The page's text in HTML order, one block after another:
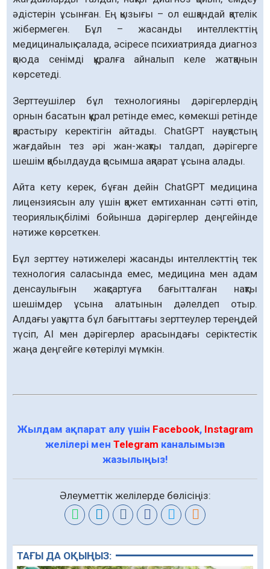
әдістерін ұсынған. Ең қызығы – ол ешқандай қателік
жібермеген. Бұл – жасанды интеллекттің
медициналық салада, әсіресе психиатрияда диагноз
қоюда сенімді құралға айналып келе жатқанын
көрсетеді.
Зерттеушілер бұл технологияны дәрігерлердің
орнын басатын құрал ретінде емес, көмекші ретінде
қарастыру керектігін айтады. ChatGPT науқастың
жағдайын тез әрі жан-жақты талдап, дәрігерге
шешім қабылдауда қосымша ақпарат ұсына алады.
Айта кету керек, бұған дейін ChatGPT медицина
лицензиясын алу үшін қажет емтиханнан сәтті өтіп,
теориялық білімі бойынша дәрігерлер деңгейінде
нәтиже көрсеткен.
Бұл зерттеу нәтижелері жасанды интеллекттің тек
технология саласында емес, медицина мен адам
денсаулығын жақсартуға бағытталған нақты
шешімдер ұсына алатынын дәлелдеп отыр.
Алдағы уақытта бұл бағыттағы зерттеулер тереңдей
түсіп, AI мен дәрігерлер арасындағы серіктестік
жаңа деңгейге көтерілуі мүмкін.
Жылдам ақпарат алу үшін Facebook, Instagram
желілері мен Telegram каналымызға
жазылыңыз!
Әлеуметтік желілерде бөлісіңіз:
ТАҒЫ ДА ОҚЫҢЫЗ: